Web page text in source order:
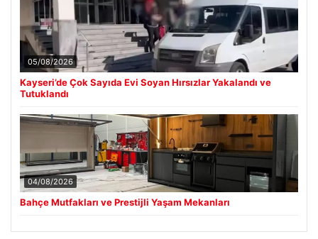
05/08/2026
Kayseri’de Çok Sayıda Evi Soyan Hırsızlar Yakalandı ve
Tutuklandı
04/08/2026
Bahçe Mutfakları ve Prestijli Yaşam Mekanları